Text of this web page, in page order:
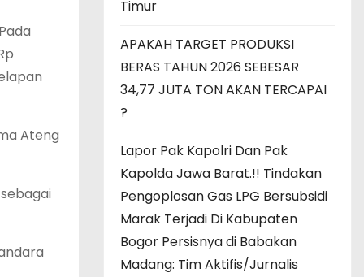
Ateng
Timur
APAKAH TARGET PRODUKSI
BERAS TAHUN 2026 SEBESAR
34,77 JUTA TON AKAN TERCAPAI
?
Lapor Pak Kapolri Dan Pak
Kapolda Jawa Barat.!! Tindakan
Pengoplosan Gas LPG Bersubsidi
Marak Terjadi Di Kabupaten
Bogor Persisnya di Babakan
Madang: Tim Aktifis/Jurnalis